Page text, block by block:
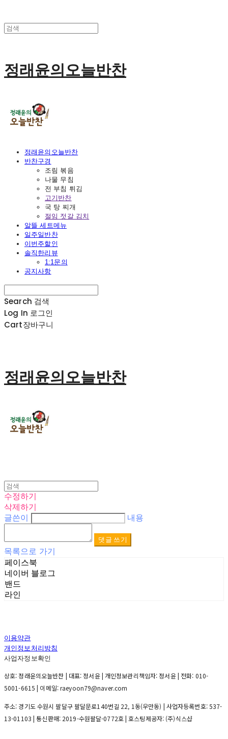
정래윤의오늘반찬
정래윤의오늘반찬
반찬구경
조림 볶음
나물 무침
전 부침 튀김
고기반찬
국 탕 찌개
절임 젓갈 김치
알뜰 세트메뉴
일주일반찬
이번주할인
솔직한리뷰
1:1문의
공지사항
Search 검색
Log In 로그인
Cart장바구니
정래윤의오늘반찬
수정하기
삭제하기
글쓴이
내용
댓글 쓰기
목록으로 가기
페이스북
네이버 블로그
밴드
라인
이용약관
개인정보처리방침
사업자정보확인
상호: 정래윤의오늘반찬 | 대표: 정서윤 | 개인정보관리책임자: 정서윤 | 전화: 010-
5001-6615 | 이메일: raeyoon79@naver.com
주소: 경기도 수원시 팔달구 팔달문로140번길 22, 1동(우만동) | 사업자등록번호:537-
13-01103 | 통신판매: 2019-수원팔달-0772호| 호스팅제공자: (주)식스샵